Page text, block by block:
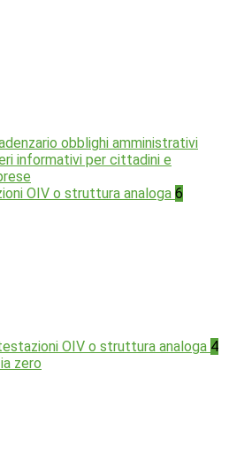
obblighi amministrativi
informativi per cittadini e
OIV o struttura analoga 6
OIV o struttura analoga 4
zero